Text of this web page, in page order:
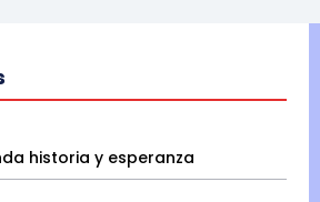
historia y esperanza